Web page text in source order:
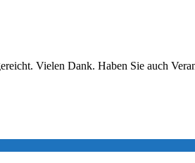
Vielen Dank. Haben Sie auch